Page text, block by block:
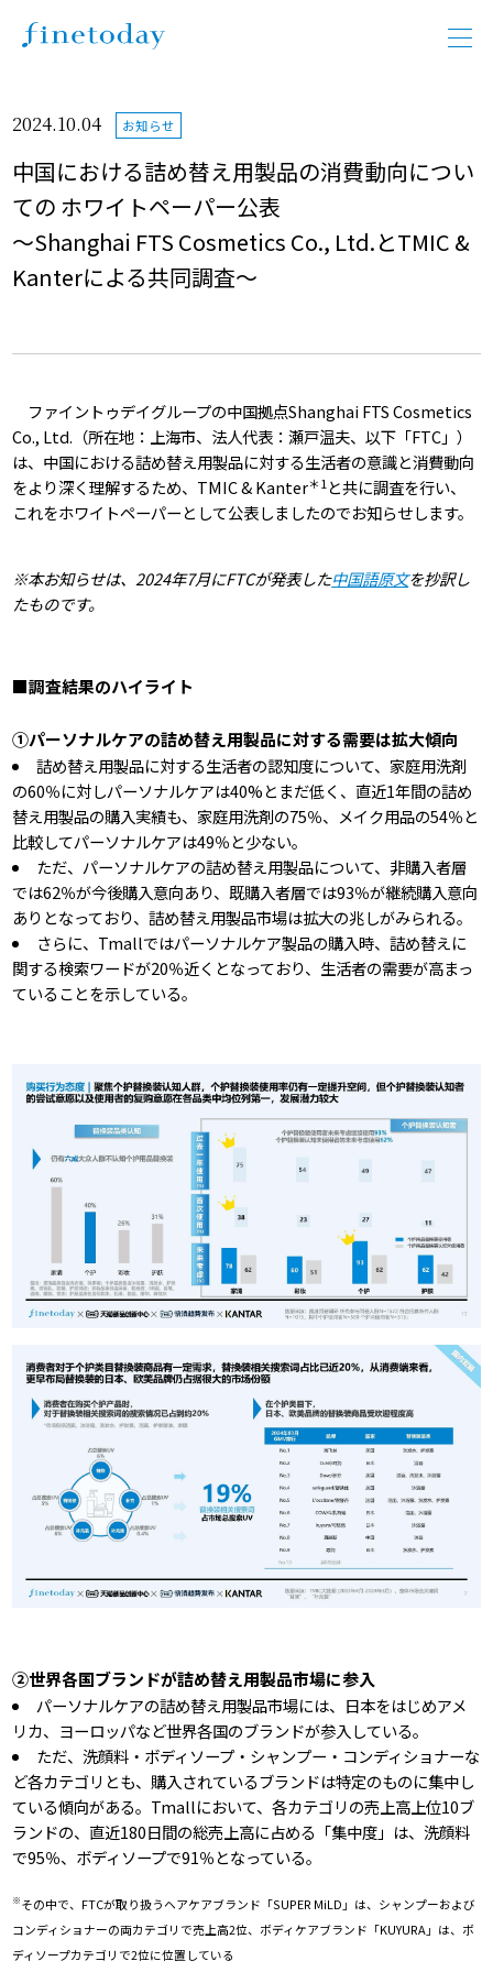
2024.10.04 お知らせ
中国における詰め替え用製品の消費動向につい
ての ホワイトペーパー公表
～Shanghai FTS Cosmetics Co., Ltd.とTMIC &
Kanterによる共同調査～
ファイントゥデイグループの中国拠点Shanghai FTS Cosmetics
Co., Ltd.（所在地：上海市、法人代表：瀬戸温夫、以下「FTC」）
は、中国における詰め替え用製品に対する生活者の意識と消費動向
をより深く理解するため、TMIC & Kanter＊1 と共に調査を行い、
これをホワイトペーパーとして公表しましたのでお知らせします。
※本お知らせは、2024年7月にFTCが発表した中国語原文を抄訳し
たものです。
■調査結果のハイライト
①パーソナルケアの詰め替え用製品に対する需要は拡大傾向
詰め替え用製品に対する生活者の認知度について、家庭用洗剤
の60％に対しパーソナルケアは40%とまだ低く、直近1年間の詰め
替え用製品の購入実績も、家庭用洗剤の75％、メイク用品の54％と
比較してパーソナルケアは49％と少ない。
ただ、パーソナルケアの詰め替え用製品について、非購入者層
では62％が今後購入意向あり、既購入者層では93％が継続購入意向
ありとなっており、詰め替え用製品市場は拡大の兆しがみられる。
さらに、Tmallではパーソナルケア製品の購入時、詰め替えに
関する検索ワードが20％近くとなっており、生活者の需要が高まっ
ていることを示している。
②世界各国ブランドが詰め替え用製品市場に参入
パーソナルケアの詰め替え用製品市場には、日本をはじめアメ
リカ、ヨーロッパなど世界各国のブランドが参入している。
ただ、洗顔料・ボディソープ・シャンプー・コンディショナーな
ど各カテゴリとも、購入されているブランドは特定のものに集中し
ている傾向がある。Tmallにおいて、各カテゴリの売上高上位10ブ
ランドの、直近180日間の総売上高に占める「集中度」は、洗顔料
で95％、ボディソープで91％となっている。
※その中で、FTCが取り扱うヘアケアブランド「SUPER MiLD」は、シャンプーおよび
コンディショナーの両カテゴリで売上高2位、ボディケアブランド「KUYURA」は、ボ
ディソープカテゴリで2位に位置している